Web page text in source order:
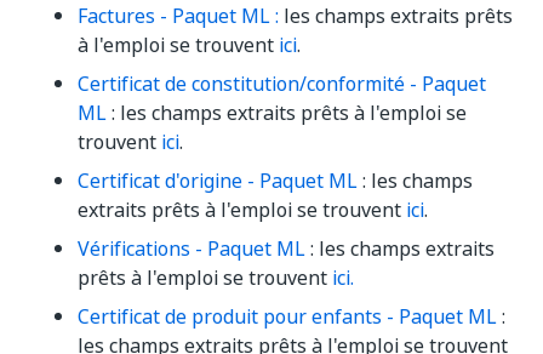
Factures - Paquet ML : les champs extraits prêts
à l'emploi se trouvent ici.
Certificat de constitution/conformité - Paquet
ML: les champs extraits prêts à l'emploi se
trouvent ici.
Certificat d'origine - Paquet ML: les champs
extraits prêts à l'emploi se trouvent ici.
Vérifications - Paquet ML: les champs extraits
prêts à l'emploi se trouvent ici.
Certificat de produit pour enfants - Paquet ML:
les champs extraits prêts à l'emploi se trouvent